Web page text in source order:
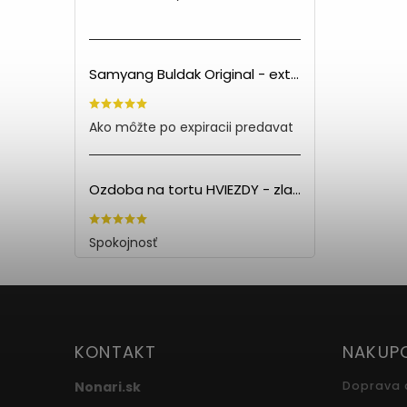
Samyang Buldak Original - extra pálivé kuracie rezance (140g) PO EXPIRÁCII
Ako môžte po expiracii predavat
Ozdoba na tortu HVIEZDY - zlatá (5ks)
Spokojnosť
KONTAKT
Nonari.sk
Doprava